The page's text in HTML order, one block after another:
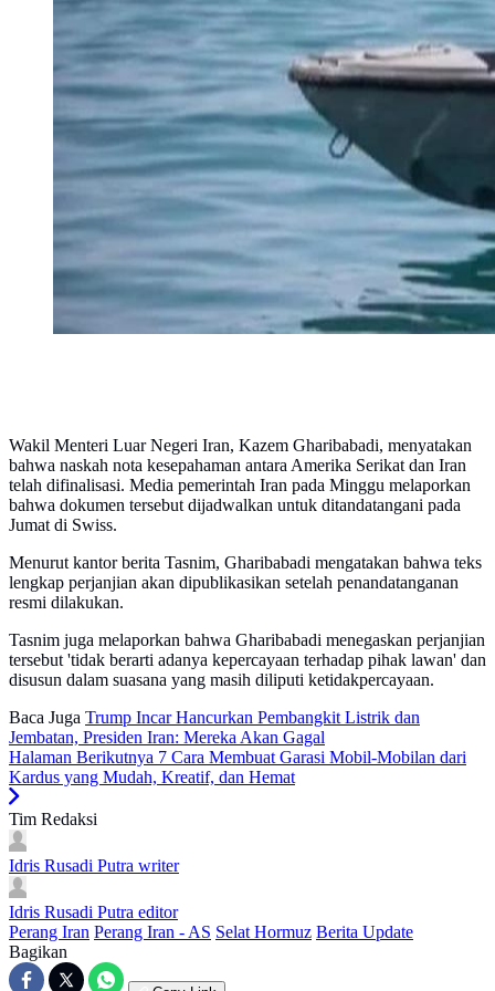
Wakil Menteri Luar Negeri Iran, Kazem Gharibabadi, menyatakan
bahwa naskah nota kesepahaman antara Amerika Serikat dan Iran
telah difinalisasi. Media pemerintah Iran pada Minggu melaporkan
bahwa dokumen tersebut dijadwalkan untuk ditandatangani pada
Jumat di Swiss.
Menurut kantor berita Tasnim, Gharibabadi mengatakan bahwa teks
lengkap perjanjian akan dipublikasikan setelah penandatanganan
resmi dilakukan.
Tasnim juga melaporkan bahwa Gharibabadi menegaskan perjanjian
tersebut 'tidak berarti adanya kepercayaan terhadap pihak lawan' dan
disusun dalam suasana yang masih diliputi ketidakpercayaan.
Baca Juga Trump Incar Hancurkan Pembangkit Listrik dan
Jembatan, Presiden Iran: Mereka Akan Gagal
Halaman Berikutnya 7 Cara Membuat Garasi Mobil-Mobilan dari
Kardus yang Mudah, Kreatif, dan Hemat
Tim Redaksi
Idris Rusadi Putra writer
Idris Rusadi Putra editor
Perang Iran Perang Iran - AS Selat Hormuz Berita Update
Bagikan